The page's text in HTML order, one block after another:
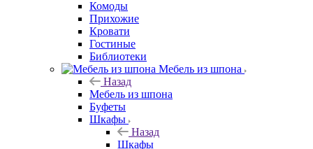
Комоды
Прихожие
Кровати
Гостиные
Библиотеки
Мебель из шпона
Назад
Мебель из шпона
Буфеты
Шкафы
Назад
Шкафы